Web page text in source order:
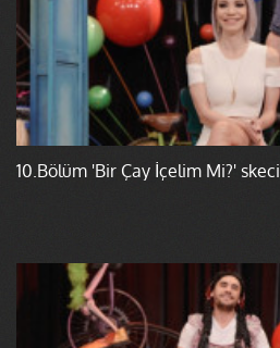
10.Bölüm 'Bir Çay İçelim Mi?' skeci